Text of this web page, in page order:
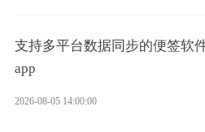
支持多平台数据同步的便签软
app
2026-08-05 14:00:00